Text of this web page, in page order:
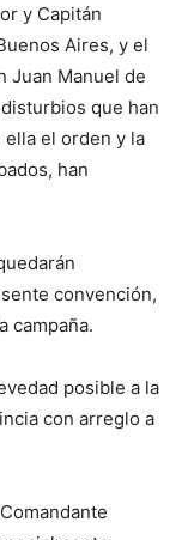
y Capitán
Aires, y el
Juan Manuel de
que han
el orden y la
han
convención,
campaña.
posible a la
con arreglo a